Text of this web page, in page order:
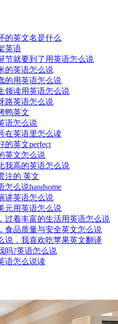
的英文名是什么
英语
节就要到了用英语怎么说
的英语怎么说
的用英语怎么说
领读用英语怎么说
路英语怎么说
鸭英文
语怎么说
在英语里怎么读
的英文perfect
英文怎么说
我高的英语怎么说
注的 英文
么说handsome
讲英语怎么说
元用英语怎么说
过着丰富的生活用英语怎么说
食品质量与安全英文怎么说
说，我喜欢吃苹果英文翻译
吗?英语怎么说
语怎么说读